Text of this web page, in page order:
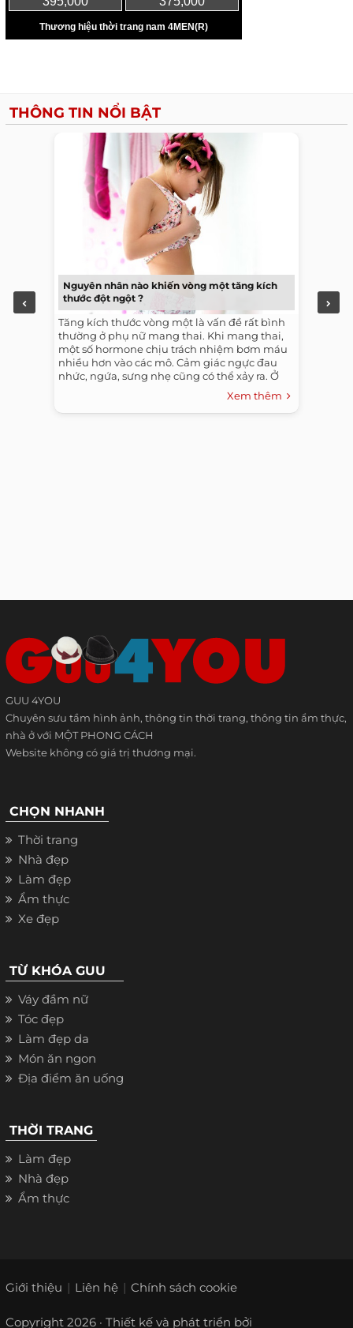
THÔNG TIN NỔI BẬT
Nguyên nhân nào khiến vòng một tăng kích
thước đột ngột ?
Tăng kích thước vòng một là vấn đề rất bình
thường ở phụ nữ mang thai. Khi mang thai,
một số hormone chịu trách nhiệm bơm máu
nhiều hơn vào các mô. Cảm giác ngực đau
nhức, ngứa, sưng nhẹ cũng có thể xảy ra. Ở
một số phụ nữ, sự tăng trưởng vòng một tiếp
tục cho đến giai đoạn cuối của thai kỳ.
Xem thêm
GUU 4YOU
Chuyên sưu tầm hình ảnh, thông tin thời trang, thông tin ẩm thực,
nhà ở với MỘT PHONG CÁCH
Website không có giá trị thương mại.
CHỌN NHANH
Thời trang
Nhà đẹp
Làm đẹp
Ẩm thực
Xe đẹp
TỪ KHÓA GUU
Váy đầm nữ
Tóc đẹp
Làm đẹp da
Món ăn ngon
Địa điểm ăn uống
THỜI TRANG
Làm đẹp
Nhà đẹp
Ẩm thực
Giới thiệu Liên hệ Chính sách cookie
Copyright 2026 · Thiết kế và phát triển bởi